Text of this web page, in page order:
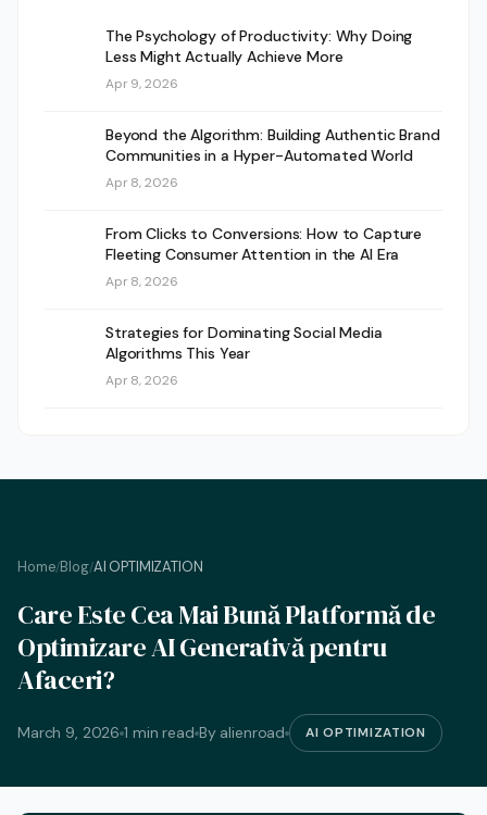
The Psychology of Productivity: Why Doing
Less Might Actually Achieve More
Apr 9, 2026
Beyond the Algorithm: Building Authentic Brand
Communities in a Hyper-Automated World
Apr 8, 2026
From Clicks to Conversions: How to Capture
Fleeting Consumer Attention in the AI Era
Apr 8, 2026
Strategies for Dominating Social Media
Algorithms This Year
Apr 8, 2026
Home/Blog/AI OPTIMIZATION
Care Este Cea Mai Bună Platformă de
Optimizare AI Generativă pentru
Afaceri?
March 9, 2026 1 min read By alienroad AI OPTIMIZATION